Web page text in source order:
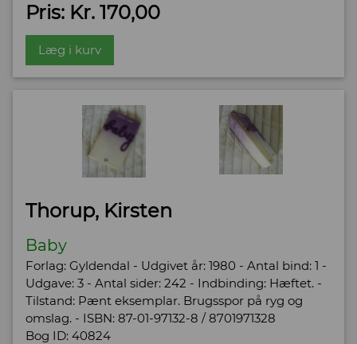
Pris: Kr. 170,00
Læg i kurv
Thorup, Kirsten
Baby
Forlag: Gyldendal - Udgivet år: 1980 - Antal bind: 1 -
Udgave: 3 - Antal sider: 242 - Indbinding: Hæftet. -
Tilstand: Pænt eksemplar. Brugsspor på ryg og
omslag. - ISBN: 87-01-97132-8 / 8701971328
Bog ID: 40824